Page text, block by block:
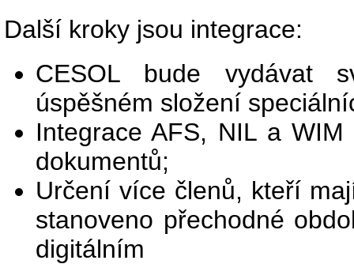
Další kroky jsou integrace:
CESOL bude vydávat
úspěšném složení
Integrace AFS, NIL a
dokumentů;
Určení více členů, kteří
stanoveno přechodné
digitálním